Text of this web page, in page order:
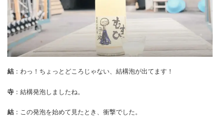
結 ：わっ！ちょっとどころじゃない、結構泡が出てます！
寺 ：結構発泡しましたね。
結 ：この発泡を始めて見たとき、衝撃でした。